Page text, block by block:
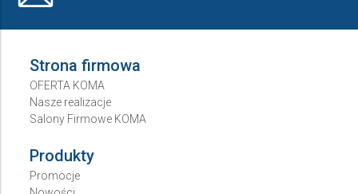
Strona firmowa
OFERTA KOMA
Nasze realizacje
Salony Firmowe KOMA
Produkty
Promocje